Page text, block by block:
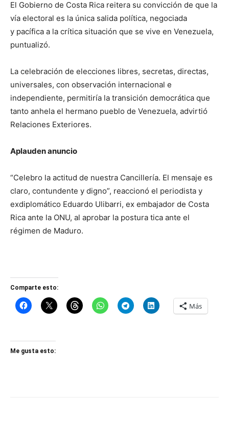
El Gobierno de Costa Rica reitera su convicción de que la
vía electoral es la única salida política, negociada
y pacífica a la crítica situación que se vive en Venezuela,
puntualizó.
La celebración de elecciones libres, secretas, directas,
universales, con observación internacional e
independiente, permitiría la transición democrática que
tanto anhela el hermano pueblo de Venezuela, advirtió
Relaciones Exteriores.
Aplauden anuncio
“Celebro la actitud de nuestra Cancillería. El mensaje es
claro, contundente y digno”, reaccionó el periodista y
exdiplomático Eduardo Ulibarri, ex embajador de Costa
Rica ante la ONU, al aprobar la postura tica ante el
régimen de Maduro.
Comparte esto:
Más
Me gusta esto: